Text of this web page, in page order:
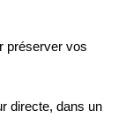
préserver vos
directe, dans un